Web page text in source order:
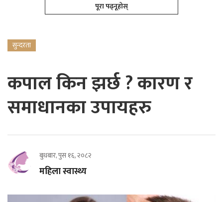
पूरा पढ्नूहोस्
सुन्दरता
कपाल किन झर्छ ? कारण र
समाधानका उपायहरु
बुधबार, पुस १६, २०८२
महिला स्वास्थ्य